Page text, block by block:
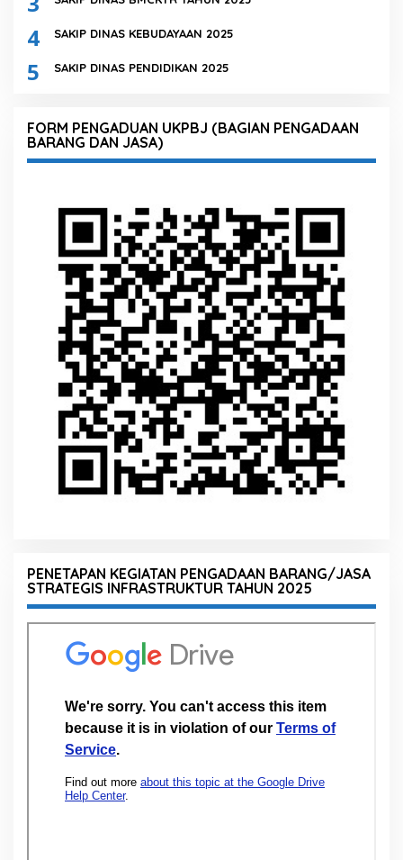
4 SAKIP DINAS KEBUDAYAAN 2025
5 SAKIP DINAS PENDIDIKAN 2025
FORM PENGADUAN UKPBJ (BAGIAN PENGADAAN
BARANG DAN JASA)
PENETAPAN KEGIATAN PENGADAAN BARANG/JASA
STRATEGIS INFRASTRUKTUR TAHUN 2025